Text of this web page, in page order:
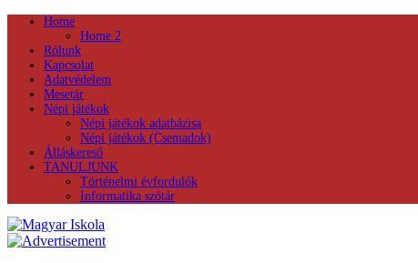
Home
Home 2
Rólunk
Kapcsolat
Adatvédelem
Mesetár
Népi játékok
Népi játékok adatbázisa
Népi játékok (Csemadok)
Álláskereső
TANULJUNK
Történelmi évfordulók
Informatika szótár